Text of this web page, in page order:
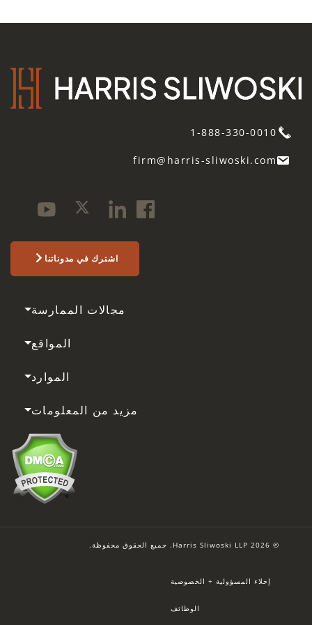
1-888-330-0010
firm@harris-sliwoski.com
اشترك في مدوناتنا
مجالات الممارسة
المواقع
الموارد
مزيد من المعلومات
© 2026 Harris Sliwoski LLP. جميع الحقوق محفوظة.
إخلاء المسؤولية + الخصوصية
الوظائف